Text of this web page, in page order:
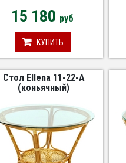
15 180 руб
КУПИТЬ
Стол Ellena 11-22-A
(коньячный)